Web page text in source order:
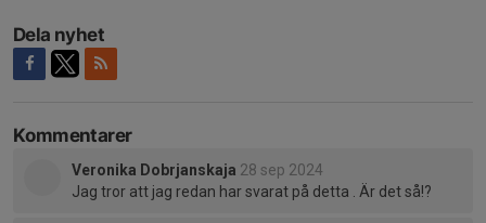
Dela nyhet
Kommentarer
Veronika Dobrjanskaja 28 sep 2024
Jag tror att jag redan har svarat på detta . Är det så!?